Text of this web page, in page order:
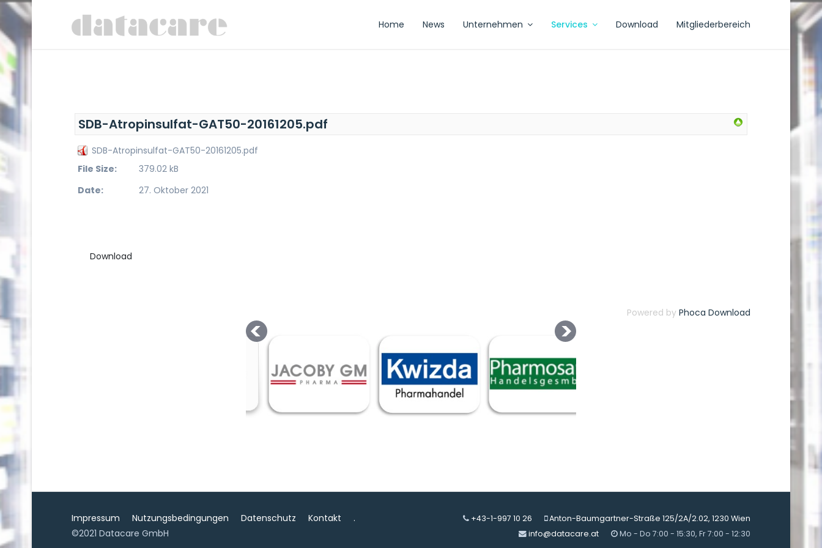
Home News Unternehmen Services Download Mitgliederbereich
SDB-Atropinsulfat-GAT50-20161205.pdf
SDB-Atropinsulfat-GAT50-20161205.pdf
File Size:
379.02 kB
Date:
27. Oktober 2021
Powered by Phoca Download
Impressum Nutzungsbedingungen Datenschutz Kontakt
.
©2021 Datacare GmbH
+43-1-997 10 26
Anton-Baumgartner-Straße 125/2A/2.02, 1230 Wien
info@datacare.at
Mo - Do 7:00 - 15:30, Fr 7:00 - 12:30